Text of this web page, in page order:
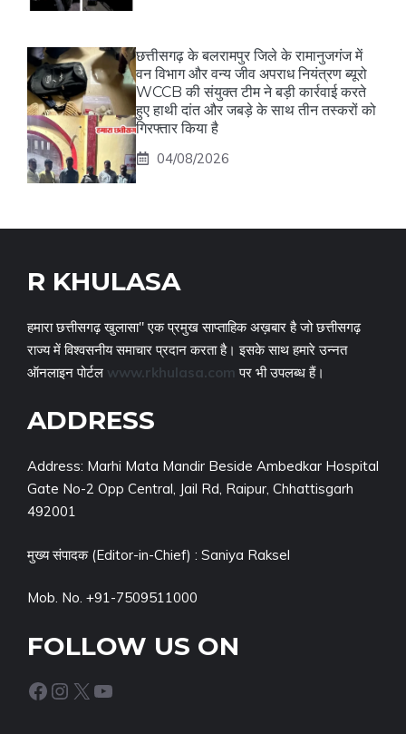
छत्तीसगढ़ के बलरामपुर जिले के रामानुजगंज में
वन विभाग और वन्य जीव अपराध नियंत्रण ब्यूरो
WCCB की संयुक्त टीम ने बड़ी कार्रवाई करते
हुए हाथी दांत और जबड़े के साथ तीन तस्करों को
गिरफ्तार किया है
04/08/2026
R KHULASA
हमारा छत्तीसगढ़ खुलासा" एक प्रमुख साप्ताहिक अख़बार है जो छत्तीसगढ़
राज्य में विश्वसनीय समाचार प्रदान करता है। इसके साथ हमारे उन्नत
ऑनलाइन पोर्टल www.rkhulasa.com पर भी उपलब्ध हैं।
ADDRESS
Address: Marhi Mata Mandir Beside Ambedkar Hospital
Gate No-2 Opp Central, Jail Rd, Raipur, Chhattisgarh
492001
मुख्य संपादक (Editor-in-Chief) : Saniya Raksel
Mob. No. +91-7509511000
FOLLOW US ON
Facebook Instagram X YouTube